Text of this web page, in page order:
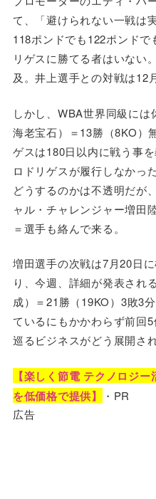
て、「避けられない一戦は
118ポンドでも122ポンド
リゲスに勝てる者はいない
及。井上選手との対戦は12
しかし、WBA世界同級に
海老宝石）＝13勝（8KO）
ゲスは180日以内に戦う事
ロドリゲスが履行しなかっ
どうするのかは不透明だが
ャル・チャレンジャー増田
＝選手も絡んで来る。
増田選手の次戦は7月20日
り、今週、詳細が発表され
成）＝21勝（19KO）3敗3
ているにもかかわらず前回
巡るビジネスがどう展開さ
【楽しく節電 テクノロジ
を低価格で提供】
・PR
広告